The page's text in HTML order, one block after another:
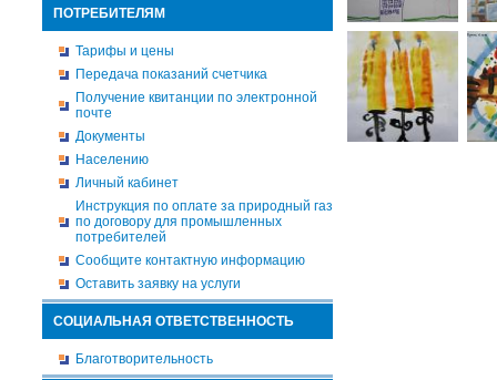
ПОТРЕБИТЕЛЯМ
Тарифы и цены
Передача показаний счетчика
Получение квитанции по электронной
почте
Документы
Населению
Личный кабинет
Инструкция по оплате за природный газ
по договору для промышленных
потребителей
Сообщите контактную информацию
Оставить заявку на услуги
СОЦИАЛЬНАЯ ОТВЕТСТВЕННОСТЬ
Благотворительность